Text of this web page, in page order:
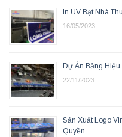
In UV Bạt Nhà
16/05/2023
Dự Án Bảng
22/11/2023
Sản Xuất Logo
Quyền